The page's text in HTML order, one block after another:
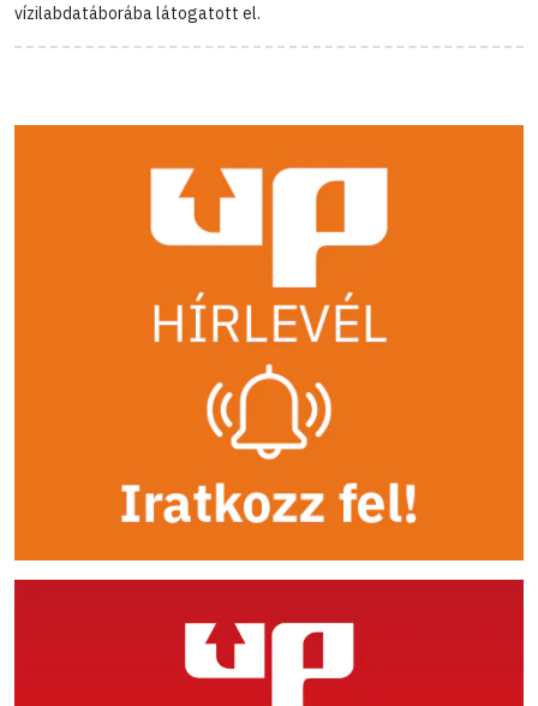
vízilabdatáborába látogatott el.